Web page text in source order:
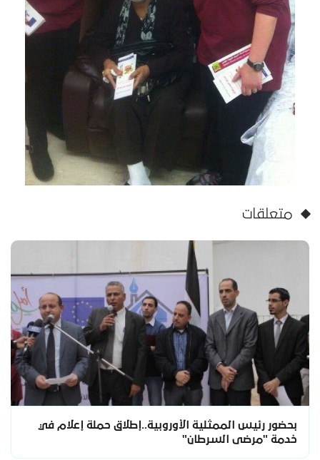
متعلقات
بحضور رئيس الممثلية الأوروبية..إطلاق حملة إعلام في
خدمة "مرضى السرطان"